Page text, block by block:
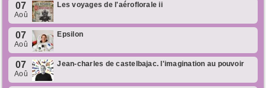
07
Aoû
Les voyages de l'aéroflorale ii
07
Aoû
Epsilon
07
Aoû
Jean-charles de castelbajac. l'imagination au pouvoir